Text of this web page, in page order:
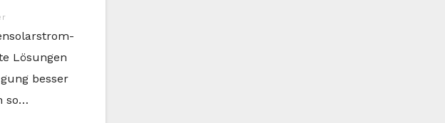
Lösungen
besser
so…